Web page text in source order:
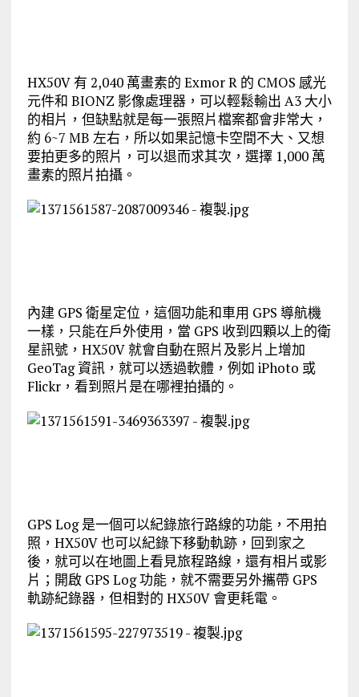
HX50V 有 2,040 萬畫素的 Exmor R 的 CMOS 感光
元件和 BIONZ 影像處理器，可以輕鬆輸出 A3 大小
的相片，但缺點就是每一張照片檔案都會非常大，
約 6~7 MB 左右，所以如果記憶卡空間不大、又想
要拍更多的照片，可以退而求其次，選擇 1,000 萬
畫素的照片拍攝。
內建 GPS 衛星定位，這個功能和車用 GPS 導航機
一樣，只能在戶外使用，當 GPS 收到四顆以上的衛
星訊號，HX50V 就會自動在照片及影片上增加
GeoTag 資訊，就可以透過軟體，例如 iPhoto 或
Flickr，看到照片是在哪裡拍攝的。
GPS Log 是一個可以紀錄旅行路線的功能，不用拍
照，HX50V 也可以紀錄下移動軌跡，回到家之
後，就可以在地圖上看見旅程路線，還有相片或影
片；開啟 GPS Log 功能，就不需要另外攜帶 GPS
軌跡紀錄器，但相對的 HX50V 會更耗電。